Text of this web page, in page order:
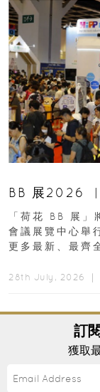
BB 展2026
「荷花 BB 展
會議展覽中心舉
更多最新、最齊
28th July, 2026 ｜
訂閱
獲取